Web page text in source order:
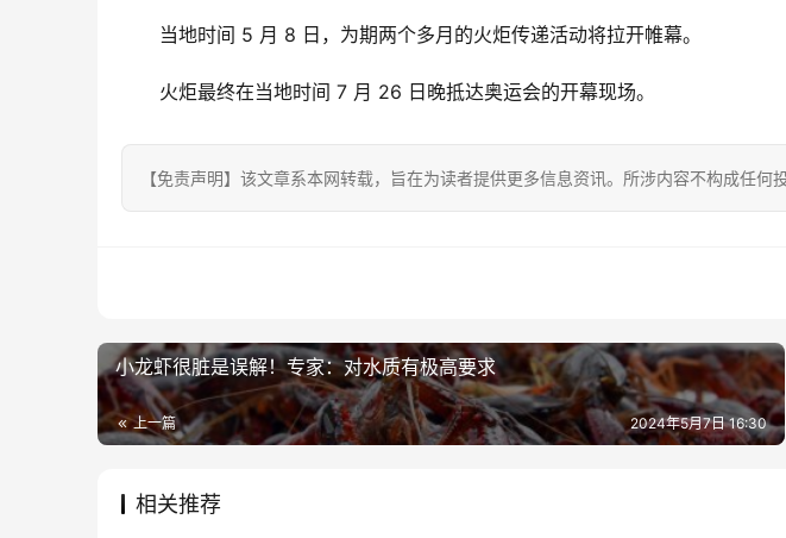
当地时间 5 月 8 日，为期两个多月的火炬传递活动将拉开帷幕。
火炬最终在当地时间 7 月 26 日晚抵达奥运会的开幕现场。
【免责声明】该文章系本网转载，旨在为读者提供更多信息资讯。所涉内容不构成任何
小龙虾很脏是误解！专家：对水质有极高要求
上一篇 2024年5月7日 16:30
相关推荐